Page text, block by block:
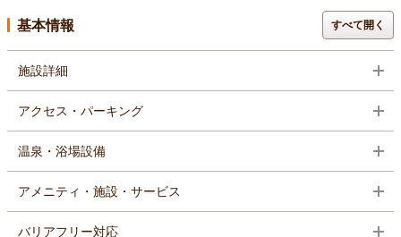
基本情報 すべて開く
施設詳細
アクセス・パーキング
温泉・浴場設備
アメニティ・施設・サービス
バリアフリー対応